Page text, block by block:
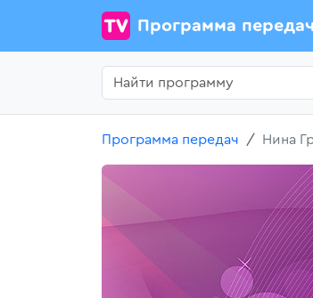
Программа передач
Программа передач Нина